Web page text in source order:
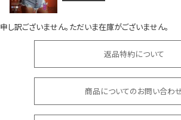
申し訳ございません。ただいま在庫がございません。
返品特約について
商品についてのお問い合わ